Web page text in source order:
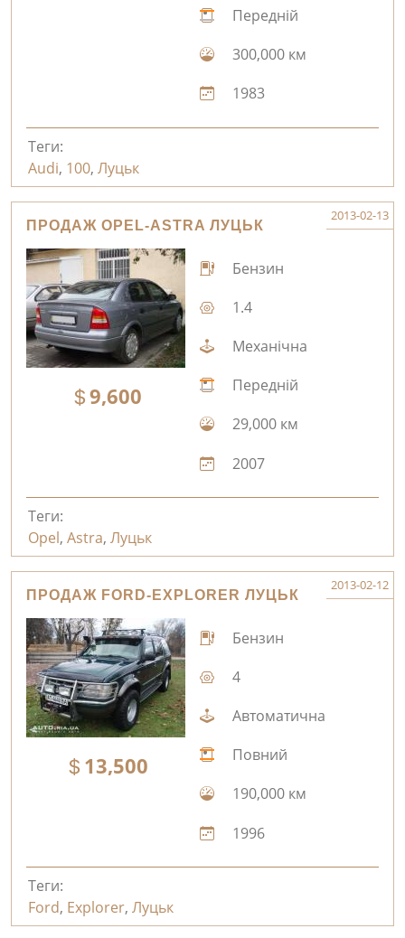
Передній
300,000 км
1983
Теги:
Audi, 100, Луцьк
ПРОДАЖ OPEL-ASTRA ЛУЦЬК
2013-02-13
9,600
Бензин
1.4
Механічна
Передній
29,000 км
2007
Теги:
Opel, Astra, Луцьк
ПРОДАЖ FORD-EXPLORER ЛУЦЬК
2013-02-12
13,500
Бензин
4
Автоматична
Повний
190,000 км
1996
Теги:
Ford, Explorer, Луцьк